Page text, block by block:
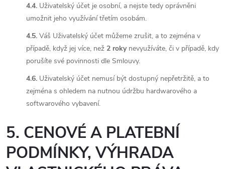
4.4. Uživatelský účet je osobní, a nejste tedy oprávněni
umožnit jeho využívání třetím osobám.
4.5. Váš Uživatelský účet můžeme zrušit, a to zejména v
případě, když jej více, než 2 rokynevyužíváte, či v případě, kdy
porušíte své povinnosti dle Smlouvy.
4.6. Uživatelský účet nemusí být dostupný nepřetržitě, a to
zejména s ohledem na nutnou údržbu hardwarového a
softwarového vybavení.
5. CENOVÉ A PLATEBNÍ
PODMÍNKY, VÝHRADA